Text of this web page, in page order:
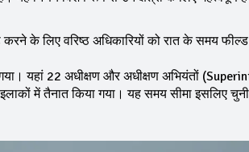
के लिए वरिष्ठ अधिकारियों को रात के समय
यहां 22 अधीक्षण और अधीक्षण अभियंतों
में तैनात किया गया। यह समय सीमा इसलिए